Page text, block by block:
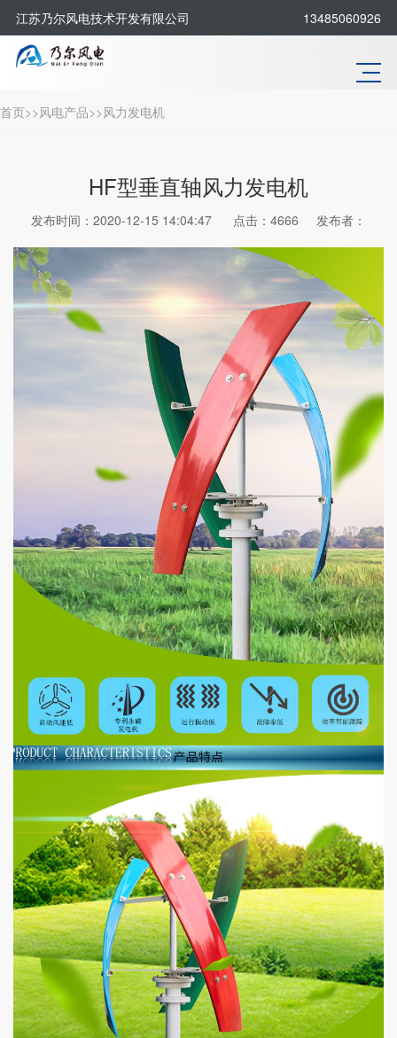
江苏乃尔风电技术开发有限公司 13485060926
首页>>风电产品>>风力发电机
HF型垂直轴风力发电机
发布时间：2020-12-15 14:04:47 点击：4666 发布者：